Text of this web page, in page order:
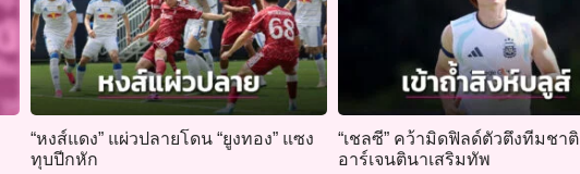
“หงส์แดง” แผ่วปลายโดน “ยูงทอง” แซง
ทุบปีกหัก
“เชลซี” คว้ามิดฟิลด์ตัวตึงทีมชาติ
อาร์เจนตินาเสริมทัพ